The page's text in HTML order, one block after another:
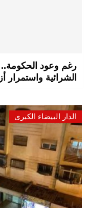
رغم وعود
الشرائية واستمرار
الدار البيضاء الكبرى